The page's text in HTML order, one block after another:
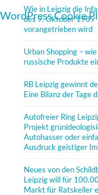
Wie in Leipzig die
des 9. Oktober 1989
vorangetrieben wird
Urban Shopping –
russische Produkte
RB Leipzig gewinnt
Eine Bilanz der Tage
Autofreier Ring
Projekt
Autohasser oder
Ausdruck geistiger
Neues von den
Leipzig will für
Markt für Ratskeller
WordPress Cookie